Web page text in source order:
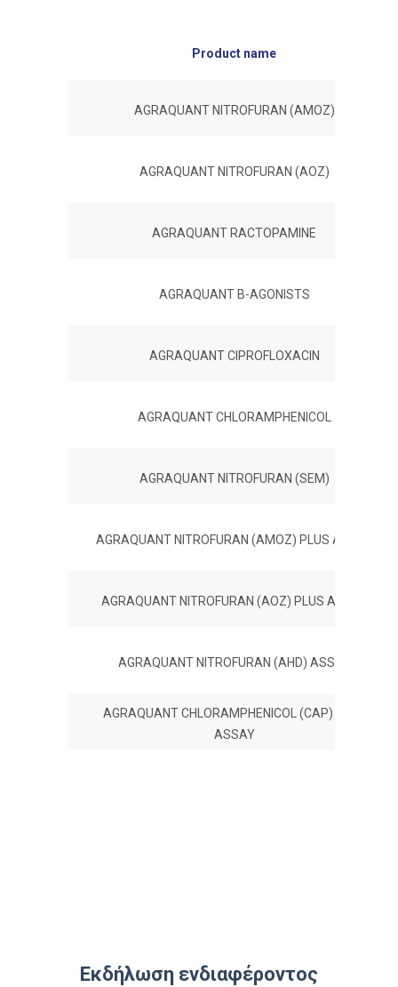
Product name
AGRAQUANT NITROFURAN (AMOZ)
AGRAQUANT NITROFURAN (AOZ)
AGRAQUANT RACTOPAMINE
AGRAQUANT B-AGONISTS
AGRAQUANT CIPROFLOXACIN
AGRAQUANT CHLORAMPHENICOL
AGRAQUANT NITROFURAN (SEM)
AGRAQUANT NITROFURAN (AMOZ) PLUS ASSAY
AGRAQUANT NITROFURAN (AOZ) PLUS ASSAY
AGRAQUANT NITROFURAN (AHD) ASSAY
AGRAQUANT CHLORAMPHENICOL (CAP) PLUS
ASSAY
Εκδήλωση ενδιαφέροντος